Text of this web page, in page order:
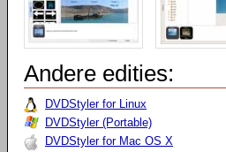
Andere edities:
DVDStyler for Linux
DVDStyler (Portable)
DVDStyler for Mac OS X